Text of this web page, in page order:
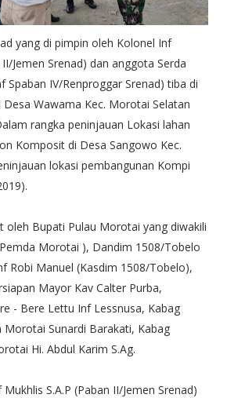
yang di pimpin oleh Kolonel Inf
Jemen Srenad) dan anggota Serda
Spaban IV/Renproggar Srenad) tiba di
Wawama Kec. Morotai Selatan
rangka peninjauan Lokasi lahan
Komposit di Desa Sangowo Kec.
lokasi pembangunan Kompi
oleh Bupati Pulau Morotai yang diwakili
Morotai ), Dandim 1508/Tobelo
Robi Manuel (Kasdim 1508/Tobelo),
Mayor Kav Calter Purba,
- Bere Lettu Inf Lessnusa, Kabag
Morotai Sunardi Barakati, Kabag
Hi. Abdul Karim S.Ag.
S.A.P (Paban II/Jemen Srenad)